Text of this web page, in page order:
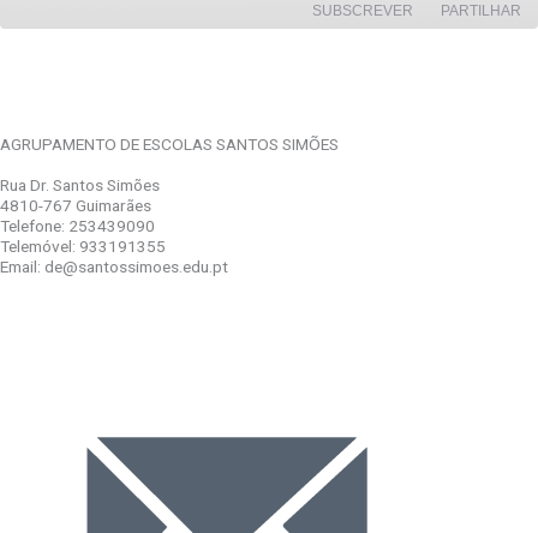
SUBSCREVER PARTILHAR
INCORPORAR
AGRUPAMENTO DE ESCOLAS SANTOS SIMÕES
Rua Dr. Santos Simões
4810-767 Guimarães
Telefone: 253439090
Telemóvel: 933191355
Email: de@santossimoes.edu.pt